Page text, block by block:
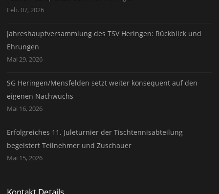
Feb. 07, 2026
Jahreshauptversammlung des TSV Heringen: Rückblick und
Ehrungen
Mai 29, 2026
SG Heringen/Mensfelden setzt weiter konsequent auf den
eigenen Nachwuchs
Mai 16, 2026
Erfolgreiches 11. Juleturnier der Tischtennisabteilung
begeistert Teilnehmer und Zuschauer
Mai 15, 2026